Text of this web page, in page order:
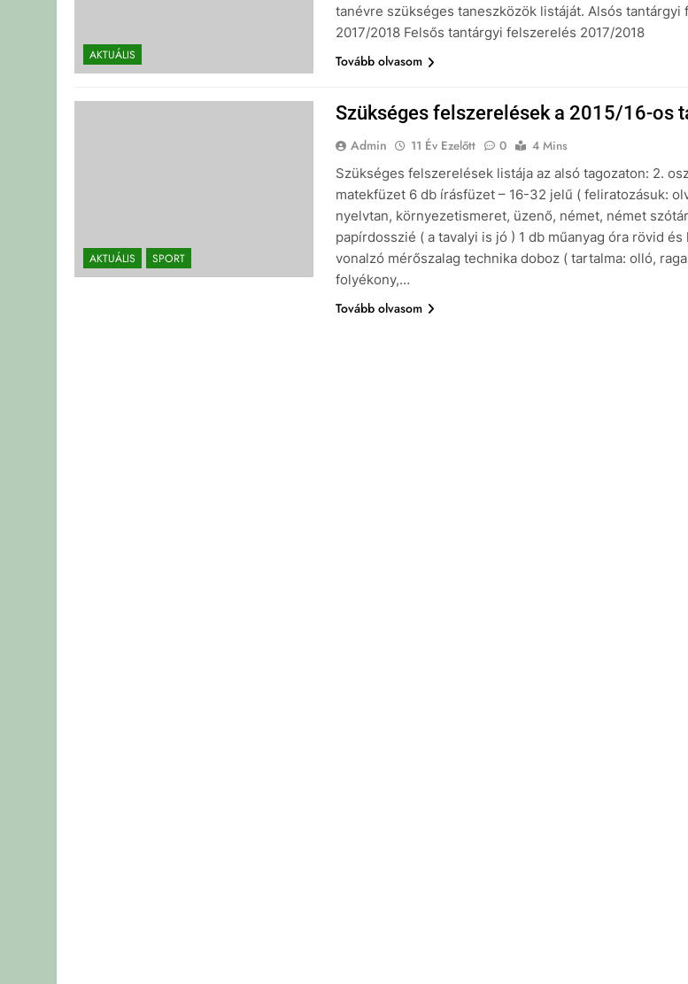
AKTUÁLIS
tanévre szükséges taneszközök listáját. Alsós tantárgyi
2017/2018 Felsős tantárgyi felszerelés 2017/2018
Tovább olvasom
AKTUÁLIS SPORT
Szükséges felszerelések a 2015/16-os
Admin 11 Év Ezelőtt 0
4 Mins
Szükséges felszerelések listája az alsó tagozaton: 2.
matekfüzet 6 db írásfüzet – 16-32 jelű ( feliratozásuk:
nyelvtan, környezetismeret, üzenő, német, német
papírdosszié ( a tavalyi is jó ) 1 db műanyag óra rövid és
vonalzó mérőszalag technika doboz ( tartalma: olló,
folyékony,…
Tovább olvasom